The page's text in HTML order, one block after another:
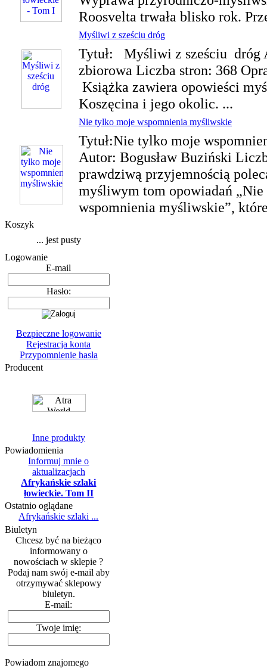
Roosvelta trwała blisko rok.
Myśliwi z sześciu dróg
Tytuł: Myśliwi z sześciu dróg
zbiorowa Liczba stron: 368
Książka zawiera opowieści
Koszęcina i jego okolic. ...
Nie tylko moje wspomnienia myśliwskie
Tytuł:Nie tylko moje
Autor: Bogusław Buziński
prawdziwą przyjemnością
myśliwym tom opowiadań
wspomnienia myśliwskie”,
Koszyk
... jest pusty
Logowanie
E-mail
Hasło:
Bezpieczne logowanie
Rejestracja konta
Przypomnienie hasła
Producent
Inne produkty
Powiadomienia
Informuj mnie o
aktualizacjach
Afrykańskie szlaki
łowieckie. Tom II
Ostatnio oglądane
Afrykańskie szlaki ...
Biuletyn
Chcesz być na bieżąco
informowany o
nowościach w sklepie ?
Podaj nam swój e-mail aby
otrzymywać sklepowy
biuletyn.
E-mail:
Twoje imię:
Powiadom znajomego